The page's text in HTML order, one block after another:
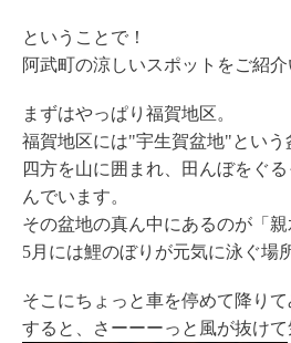
ということで！
阿武町の涼しいスポットをご紹介
まずはやっぱり福賀地区。
福賀地区には"宇生賀盆地"という
四方を山に囲まれ、田んぼをぐ
んでいます。
その盆地の真ん中にあるのが「親
5月には鯉のぼりが元気に泳ぐ場
そこにちょっと車を停めて降りて
すると、さーーーっと風が抜けて